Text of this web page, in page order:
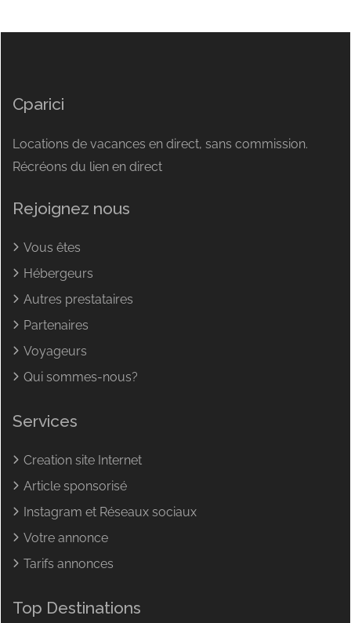
Cparici
Locations de vacances en direct, sans commission.
Récréons du lien en direct
Rejoignez nous
Vous êtes
Hébergeurs
Autres prestataires
Partenaires
Voyageurs
Qui sommes-nous?
Services
Creation site Internet
Article sponsorisé
Instagram et Réseaux sociaux
Votre annonce
Tarifs annonces
Top Destinations